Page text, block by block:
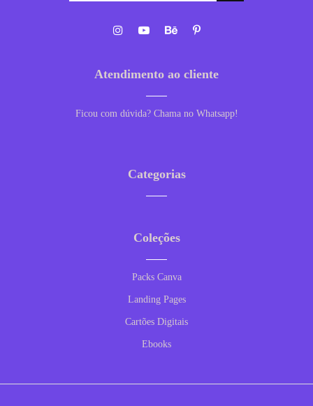
Atendimento ao cliente
Ficou com dúvida? Chama no Whatsapp!
Categorias
Coleções
Packs Canva
Landing Pages
Cartões Digitais
Ebooks